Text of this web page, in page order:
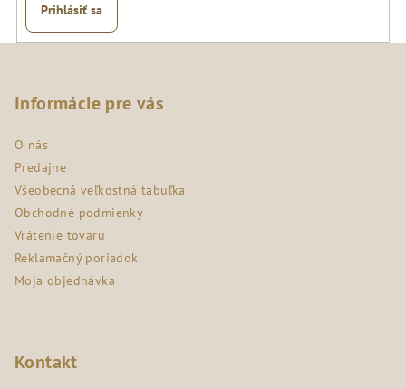
Prihlásiť sa
Informácie pre vás
O nás
Predajne
Všeobecná veľkostná tabuľka
Obchodné podmienky
Vrátenie tovaru
Reklamačný poriadok
Moja objednávka
Kontakt